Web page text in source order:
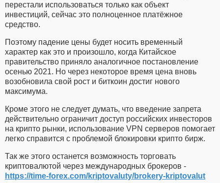
перестали использоваться только как объект
инвестиций, сейчас это полноценное платёжное
средство.
Поэтому падение цены будет носить временный
характер как это и произошло, когда Китайское
правительство приняло аналогичное постановление
осенью 2021. Но через некоторое время цена вновь
возобновила свой рост и биткоин достиг нового
максимума.
Кроме этого не следует думать, что введение запрета
действительно ограничит доступ российских инвесторов
на крипто рынки, использование VPN серверов помогает
легко справится с проблемой блокировки крипто бирж.
Так же этого останется возможность торговать
криптовалютой через международных брокеров -
https://time-forex.com/kriptovaluty/brokery-kriptovalut